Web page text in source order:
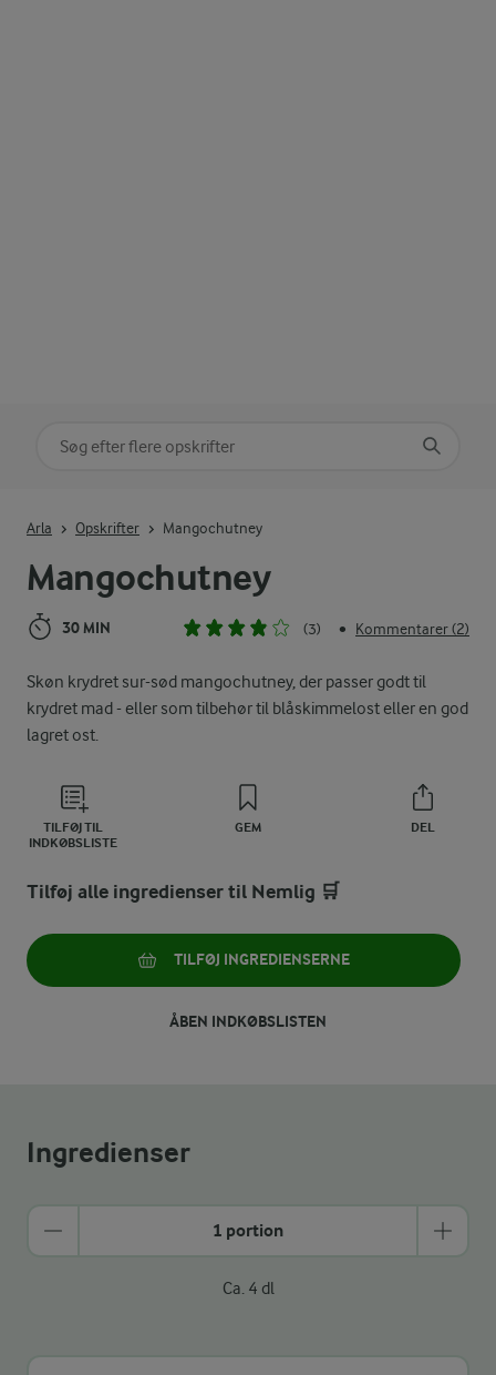
Mangochutney
30 MIN (3) • Kommentarer (2)
Skøn krydret sur-sød mangochutney, der passer godt til
krydret mad - eller som tilbehør til blåskimmelost eller en god
lagret ost.
TILFØJ TIL
INDKØBSLISTE
GEM DEL
Arla Opskrifter Mangochutney
Tilføj alle ingredienser til Nemlig 🛒
TILFØJ INGREDIENSERNE
ÅBEN INDKØBSLISTEN
Ingredienser
1 portion
Ca. 4 dl
Søg på kategori